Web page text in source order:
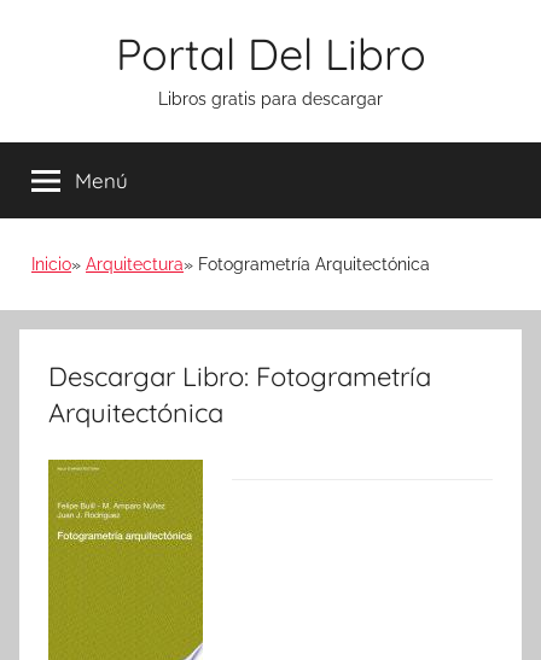
Portal Del Libro
Libros gratis para descargar
Menú
Inicio Arquitectura Fotogrametría Arquitectónica
Descargar Libro: Fotogrametría
Arquitectónica